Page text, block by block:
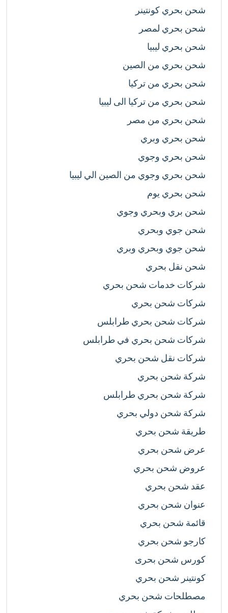
شحن بحري كونتينر
شحن بحري لمصر
شحن بحري ليبيا
شحن بحري من الصين
شحن بحري من تركيا
شحن بحري من تركيا الى ليبيا
شحن بحري من مصر
شحن بحري وبري
شحن بحري وجوي
شحن بحري وجوي من الصين الي ليبيا
شحن بحري يوم
شحن بري وبحري وجوي
شحن جوي وبحري
شحن جوي وبحري وبري
شحن نقل بحري
شركات خدمات شحن بحري
شركات شحن بحري
شركات شحن بحري طرابلس
شركات شحن بحري في طرابلس
شركات نقل شحن بحري
شركة شحن بحري
شركة شحن بحري طرابلس
شركة شحن دولي بحري
طريقة شحن بحري
عرض شحن بحري
عروض شحن بحري
عقد شحن بحري
عنوان شحن بحري
قائمة شحن بحري
كارجو شحن بحري
كورس شحن بحرى
كونتينر شحن بحري
مصطلحات شحن بحري